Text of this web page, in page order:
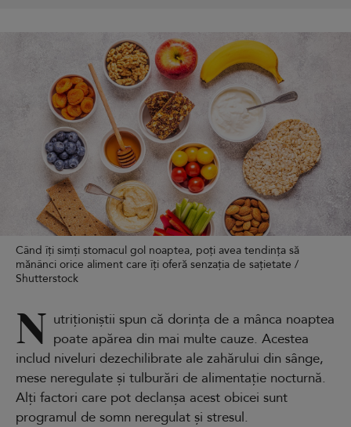
Când îți simți stomacul gol noaptea, poți avea tendința să
mănânci orice aliment care îți oferă senzația de sațietate /
Shutterstock
N utriționiștii spun că dorința de a mânca noaptea
poate apărea din mai multe cauze. Acestea
includ niveluri dezechilibrate ale zahărului din sânge,
mese neregulate și tulburări de alimentație nocturnă.
Alți factori care pot declanșa acest obicei sunt
programul de somn neregulat și stresul.